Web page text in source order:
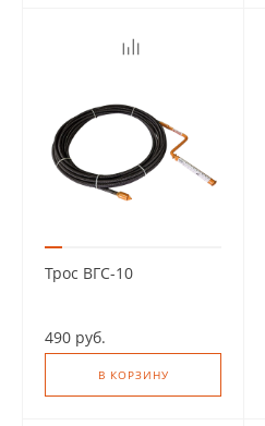
Трос ВГС-10
490 руб.
В КОРЗИНУ